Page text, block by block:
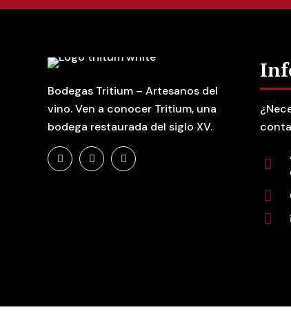
Bodegas Tritium – Artesanos del
vino. Ven a conocer Tritium, una
bodega restaurada del siglo XV.